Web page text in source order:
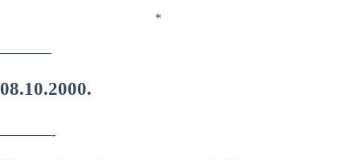
*
————
08.10.2000.
————-